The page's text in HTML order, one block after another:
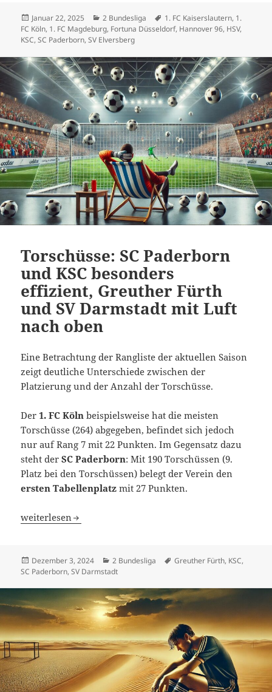
Veröffentlicht
am
Januar 22, 2025 Kategorien
2 Bundesliga Schlagwörter
1. FC Kaiserslautern, 1.
FC Köln, 1. FC Magdeburg, Fortuna Düsseldorf, Hannover 96, HSV,
KSC,SC Paderborn,SV Elversberg
Torschüsse: SC Paderborn
und KSC besonders
effizient, Greuther Fürth
und SV Darmstadt mit Luft
nach oben
Eine Betrachtung der Rangliste der aktuellen Saison
zeigt deutliche Unterschiede zwischen der
Platzierung und der Anzahl der Torschüsse.
Der1. FC Köln beispielsweise hat die meisten
Torschüsse (264) abgegeben, befindet sich jedoch
nur auf Rang 7 mit 22 Punkten. Im Gegensatz dazu
steht derSC Paderborn: Mit 190 Torschüssen (9.
Platz bei den Torschüssen) belegt der Verein den
ersten Tabellenplatz mit 27 Punkten.
Torschüsse: SC Paderborn und KSC besonders
weiterlesen
Veröffentlicht
am
Dezember 3, 2024 Kategorien
2 Bundesliga Schlagwörter
Greuther Fürth, KSC,
SC Paderborn,SV Darmstadt